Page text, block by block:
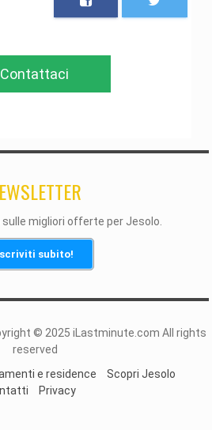
Contattaci
migliori offerte per Jesolo.
subito!
© 2025 iLastminute.com All rights
reserved
e residence
Scopri Jesolo
Privacy